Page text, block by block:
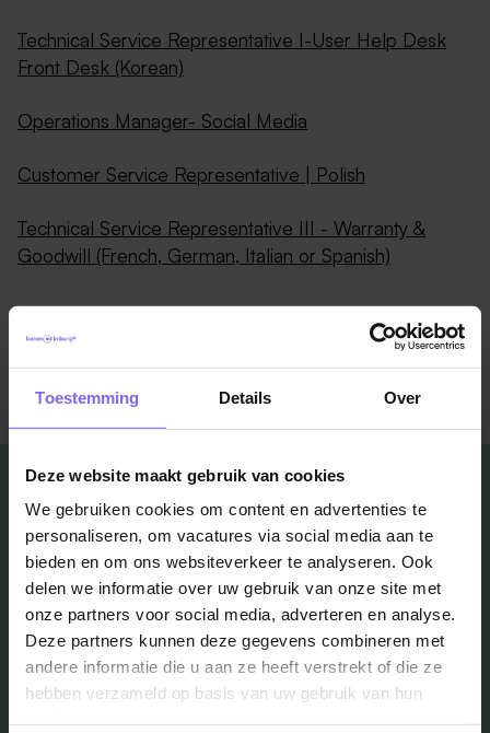
Toestemming Details Over
Deze website maakt gebruik van cookies
We gebruiken cookies om content en advertenties te
personaliseren, om vacatures via social media aan te
bieden en om ons websiteverkeer te analyseren. Ook
delen we informatie over uw gebruik van onze site met
onze partners voor social media, adverteren en analyse.
Deze partners kunnen deze gegevens combineren met
andere informatie die u aan ze heeft verstrekt of die ze
hebben verzameld op basis van uw gebruik van hun
Technical Service Representative I-User Help Desk
Front Desk (Korean)
Operations Manager- Social Media
Customer Service Representative | Polish
Technical Service Representative III - Warranty &
Goodwill (French, German, Italian or Spanish)
Vacatures
in je mailbox?
Schrijf je in en we houden je op de hoogte